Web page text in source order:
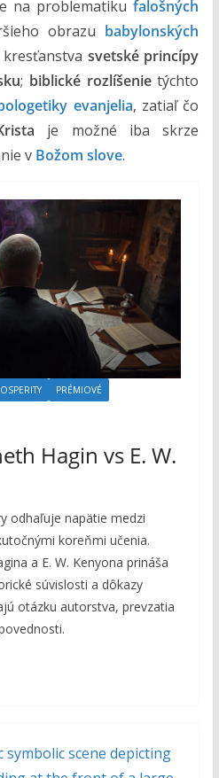
na problematikufalošných
obrazu babylonských
svetské princípy
; biblické rozlíšenietýchto
evanjelia, zatiaľ čo
je možné iba skrze
v Božom slove.
PRÉMIOVÉ
Hagin vs E. W.
odhaľuje napätie medzi
koreňmi učenia.
a E. W. Kenyona prináša
súvislosti a dôkazy
otázku autorstva, prevzatia